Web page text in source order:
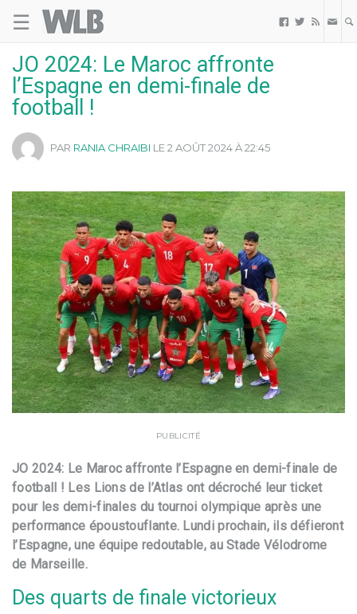
☰   
JO 2024: Le Maroc affronte
l’Espagne en demi-finale de
football !
PAR RANIA CHRAIBI LE 2 AOÛT 2024 À 22:45
PUBLICITÉ
JO 2024: Le Maroc affronte l’Espagne en demi-finale de
football ! Les Lions de l’Atlas ont décroché leur ticket
pour les demi-finales du tournoi olympique après une
performance époustouflante. Lundi prochain, ils défieront
l’Espagne, une équipe redoutable, au Stade Vélodrome
de Marseille.
Des quarts de finale victorieux